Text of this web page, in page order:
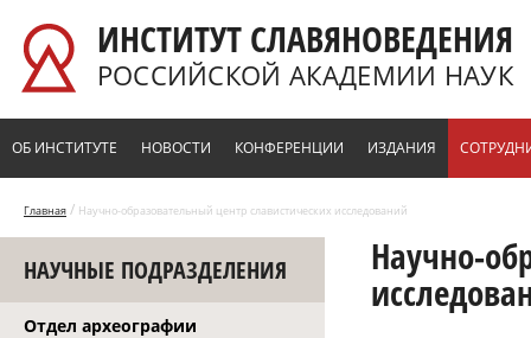
ИНСТИТУТ СЛАВЯНОВЕДЕНИЯ
РОССИЙСКОЙ АКАДЕМИИ НАУК
ОБ ИНСТИТУТЕ НОВОСТИ КОНФЕРЕНЦИИ ИЗДАНИЯ
Главная / Научно-образовательный центр славистических исследований
НАУЧНЫЕ ПОДРАЗДЕЛЕНИЯ
Отдел археографии
Научно-